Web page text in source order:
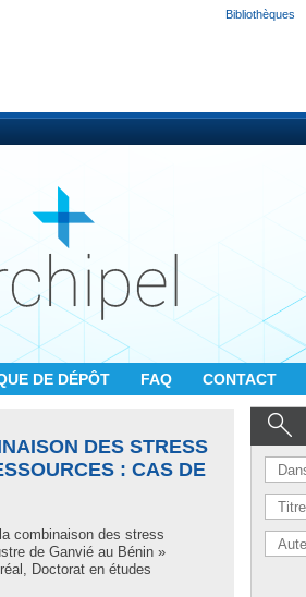
Bibliothèques
DE DÉPÔT FAQ CONTACT
DES STRESS
: CAS DE
combinaison des stress
de Ganvié au Bénin »
Doctorat en études